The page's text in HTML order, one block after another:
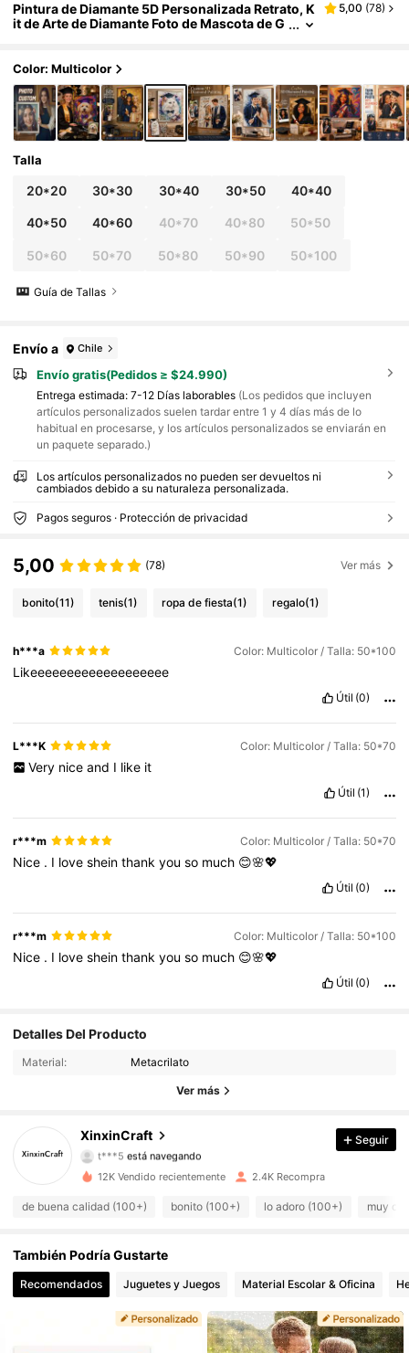
Pintura de Diamante 5D Personalizada Retrato, K
it de Arte de Diamante Foto de Mascota de G
aico de Diamante de Resina de Taladro Complet
o, Sube Tu Foto o Texto Personalizado, Regalo Br
illante para Graduados, Amigos, Familia, Cama
5,00 (78)
Color: Multicolor
Talla
20*20 30*30 30*40 30*50 40*40
40*50 40*60 40*70 40*80 50*50
50*60 50*70 50*80 50*90 50*100
Guía de Tallas
Envío a Chile
Envío gratis(Pedidos ≥ $24.990)
Entrega estimada: 7-12 Días laborables (Los pedidos que incluyen
artículos personalizados suelen tardar entre 1 y 4 días más de lo
habitual en procesarse, y los artículos personalizados se enviarán en
un paquete separado.)
Los artículos personalizados no pueden ser devueltos ni
cambiados debido a su naturaleza personalizada.
Pagos seguros · Protección de privacidad
5,00 (78) Ver más
bonito(11) tenis(1) ropa de fiesta(1) regalo(1)
h***a Color: Multicolor / Talla: 50*100
Likeeeeeeeeeeeeeeeeeee
Útil (0)
L***K Color: Multicolor / Talla: 50*70
Very nice and I like it
Útil (1)
r***m Color: Multicolor / Talla: 50*70
Nice . I lovesheinthankyouso much 😊🌸💖
Útil (0)
r***m Color: Multicolor / Talla: 50*100
Nice . I lovesheinthankyouso much 😊🌸💖
Útil (0)
Detalles Del Producto
Material: Metacrilato
Ver más
XinxinCraft
4,79 384 Seguidores
está navegando
4,79
384 Seguidores
4,79 384 Seguidores
4,79 384 Seguidores
4,79 384 Seguidores
Seguir
12K Vendido recientemente 2.4K Recompra
de buena calidad (100+) bonito (100+) lo adoro (100+) muy
También Podría Gustarte
Recomendados Juguetes y Juegos Material Escolar & Oficina